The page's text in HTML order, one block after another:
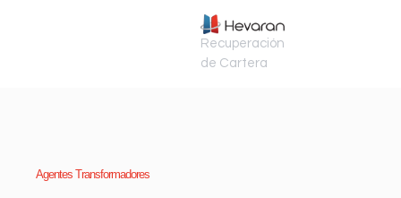
Recuperación
de Cartera
Agentes Transformadores